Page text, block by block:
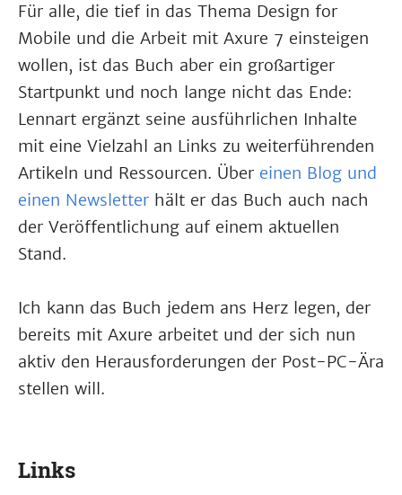
Für alle, die tief in das Thema Design for
Mobile und die Arbeit mit Axure 7 einsteigen
wollen, ist das Buch aber ein großartiger
Startpunkt und noch lange nicht das Ende:
Lennart ergänzt seine ausführlichen Inhalte
mit eine Vielzahl an Links zu weiterführenden
Artikeln und Ressourcen. Über einen Blog und
einen Newsletter hält er das Buch auch nach
der Veröffentlichung auf einem aktuellen
Stand.
Ich kann das Buch jedem ans Herz legen, der
bereits mit Axure arbeitet und der sich nun
aktiv den Herausforderungen der Post-PC-Ära
stellen will.
Links